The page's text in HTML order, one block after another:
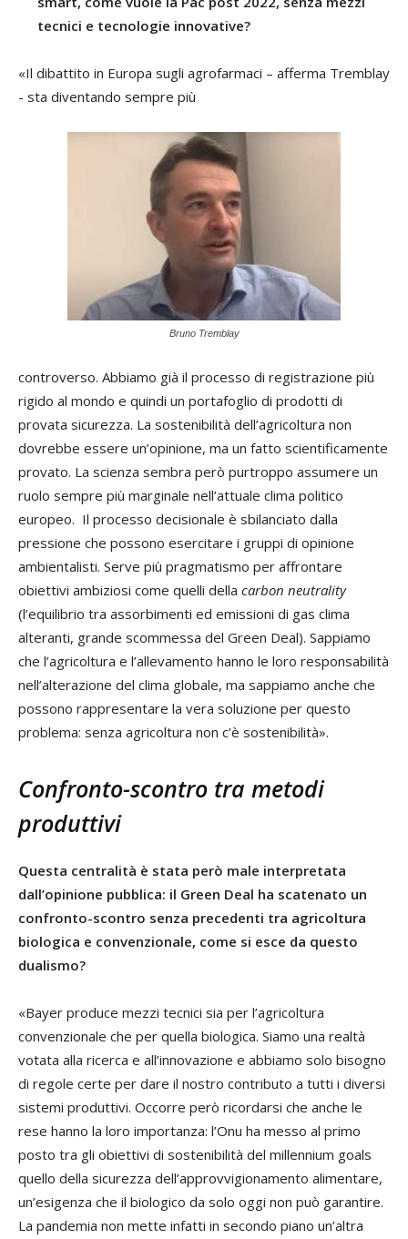
tecnici e tecnologie innovative?
«Il dibattito in Europa sugli agrofarmaci – afferma Tremblay
- sta diventando sempre più
Bruno Tremblay
controverso. Abbiamo già il processo di registrazione più
rigido al mondo e quindi un portafoglio di prodotti di
provata sicurezza. La sostenibilità dell’agricoltura non
dovrebbe essere un’opinione, ma un fatto scientificamente
provato. La scienza sembra però purtroppo assumere un
ruolo sempre più marginale nell’attuale clima politico
europeo. Il processo decisionale è sbilanciato dalla
pressione che possono esercitare i gruppi di opinione
ambientalisti. Serve più pragmatismo per affrontare
obiettivi ambiziosi come quelli della carbon neutrality
(l’equilibrio tra assorbimenti ed emissioni di gas clima
alteranti, grande scommessa del Green Deal). Sappiamo
che l’agricoltura e l’allevamento hanno le loro responsabilità
nell’alterazione del clima globale, ma sappiamo anche che
possono rappresentare la vera soluzione per questo
problema: senza agricoltura non c’è sostenibilità».
Confronto-scontro tra metodi
produttivi
Questa centralità è stata però male interpretata
dall’opinione pubblica: il Green Deal ha scatenato un
confronto-scontro senza precedenti tra agricoltura
biologica e convenzionale, come si esce da questo
dualismo?
«Bayer produce mezzi tecnici sia per l’agricoltura
convenzionale che per quella biologica. Siamo una realtà
votata alla ricerca e all’innovazione e abbiamo solo bisogno
di regole certe per dare il nostro contributo a tutti i diversi
sistemi produttivi. Occorre però ricordarsi che anche le
rese hanno la loro importanza: l’Onu ha messo al primo
posto tra gli obiettivi di sostenibilità del millennium goals
quello della sicurezza dell’approvvigionamento alimentare,
un’esigenza che il biologico da solo oggi non può garantire.
La pandemia non mette infatti in secondo piano un’altra